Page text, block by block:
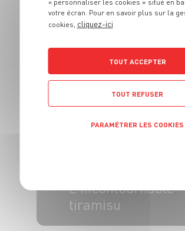
DESSERT
Citrons givrés au
basilic
L'incontournable
tiramisu
« personnaliser les cookies » situé en
votre écran. Pour en savoir plus sur la
cookies, cliquez-ici
TOUT ACCEPTER
TOUT REFUSER
PARAMÉTRER LES COOKIES